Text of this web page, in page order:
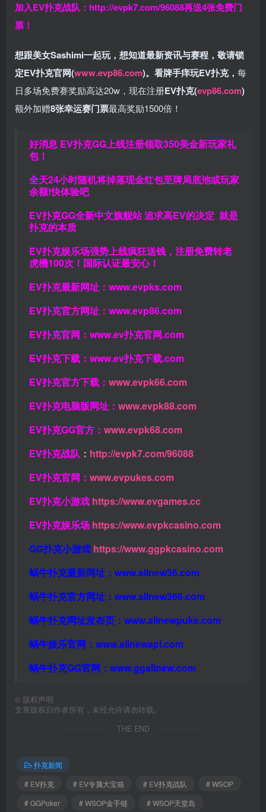
加入EV扑克战队： http://evpk7.com/96088再送4张免费门
票！
想跟美女Sashimi一起玩， 想知道最新资讯与赛程， 敬请锁
定EV扑克官网(www.evp86.com)。 看牌手痒玩EV扑克， 每
日多场免费赛奖励高达20w，现在注册EV扑克(evp86.com)
额外加赠8张幸运赛门票最高奖励1500倍！
好消息 EV扑克GG上线注册领取350美金新玩家礼
包！
全天24小时随机将掉落现金红包至牌局底池或玩家
余额!快体验吧
EV扑克GG全新中文旗舰站追求高EV的决定 就是
扑克的本质
EV扑克娱乐场强势上线疯狂送钱，注册免费转老
虎機100次！国际认证最安心！
EV扑克最新网址： www.evpks.com
EV扑克官方网址： www.evp86.com
EV扑克官网： www.ev扑克官网.com
EV扑克下载： www.ev扑克下载.com
EV扑克官方下载： www.evpk66.com
EV扑克电脑版网址： www.evpk88.com
EV扑克GG官方： www.evpk68.com
EV扑克战队 ： http://evpk7.com/96088
EV扑克官网： www.evpukes.com
EV扑克小游戏 https://www.evgames.cc
EV扑克娱乐场 https://www.evpkcasino.com
GG扑克小游戏 https://www.ggpkcasino.com
蜗牛扑克最新网址： www.allnew36.com
蜗牛扑克官方网址： www.allnew366.com
蜗牛扑克网址发布页： www.allnewpuke.com
蜗牛娱乐官网： www.allnewapl.com
蜗牛扑克GG官网： www.ggallnew.com
© 版权声明
文章版权归作者所有，未经允许请勿转载。
THE END
扑克新闻
# EV扑克
# EV专属大宝箱 # EV扑克战队
# WSOP
# GGPoker
# WSOP金手链
# WSOP天堂岛